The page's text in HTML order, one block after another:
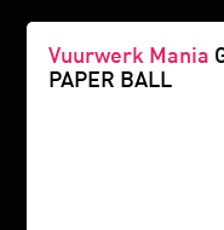
Vuurwerk Mania
PAPER BALL